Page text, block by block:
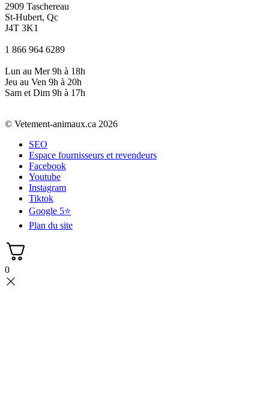
2909 Taschereau
St-Hubert, Qc
J4T 3K1
1 866 964 6289
Lun au Mer 9h à 18h
Jeu au Ven 9h à 20h
Sam et Dim 9h à 17h
© Vetement-animaux.ca 2026
SEO
Espace fournisseurs et revendeurs
Facebook
Youtube
Instagram
Tiktok
Google 5⭐
Plan du site
0